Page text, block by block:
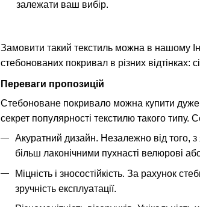
залежати ваш вибір.
Замовити такий текстиль можна в нашому
стебонованих покривал в різних відтінках:
Переваги пропозицій
Стебоноване покривало можна купити дуже
секрет популярності текстилю такого типу.
Акуратний дизайн. Незалежно від того,
більш лаконічними пухнасті велюрові
Міцність і зносостійкість. За рахунок
зручність експлуатації.